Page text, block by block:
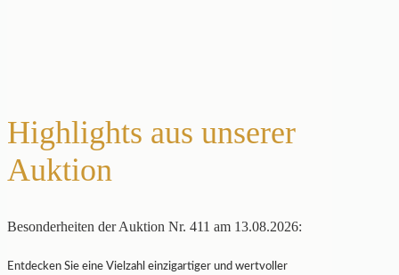
Highlights aus unserer
Auktion
Besonderheiten der Auktion Nr. 411 am 13.08.2026:
Entdecken Sie eine Vielzahl einzigartiger und wertvoller